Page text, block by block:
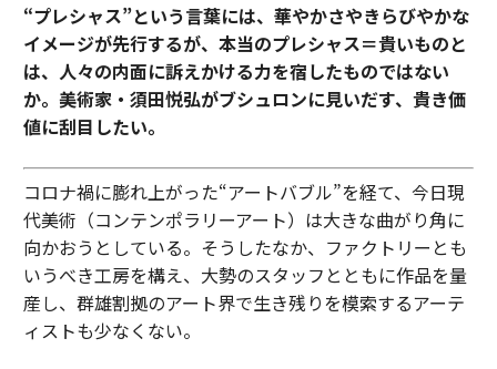
“プレシャス”という言葉には、華やかさやきらびやかな
イメージが先行するが、本当のプレシャス＝貴いものと
は、人々の内面に訴えかける力を宿したものではない
か。美術家・須田悦弘がブシュロンに見いだす、貴き価
値に刮目したい。
コロナ禍に膨れ上がった“アートバブル”を経て、今日現
代美術（コンテンポラリーアート）は大きな曲がり角に
向かおうとしている。そうしたなか、ファクトリーとも
いうべき工房を構え、大勢のスタッフとともに作品を量
産し、群雄割拠のアート界で生き残りを模索するアーテ
ィストも少なくない。